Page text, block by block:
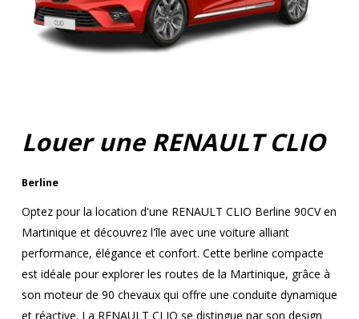
Louer une RENAULT CLIO
Berline
Optez pour la location d'une RENAULT CLIO Berline 90CV en
Martinique et découvrez l'île avec une voiture alliant
performance, élégance et confort. Cette berline compacte
est idéale pour explorer les routes de la Martinique, grâce à
son moteur de 90 chevaux qui offre une conduite dynamique
et réactive. La RENAULT CLIO se distingue par son design